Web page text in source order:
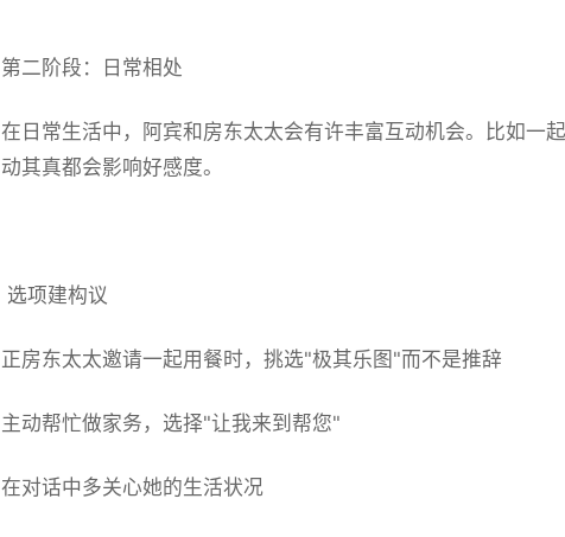
第二阶段：日常相处
在日常生活中，阿宾和房东太太会有许丰富互动机会。比如一
动其真都会影响好感度。
选项建构议
正房东太太邀请一起用餐时，挑选"极其乐图"而不是推辞
主动帮忙做家务，选择"让我来到帮您"
在对话中多关心她的生活状况